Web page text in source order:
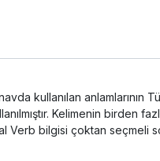
kullanılan anlamlarının
Kelimenin birden
Verb bilgisi çoktan seçmeli